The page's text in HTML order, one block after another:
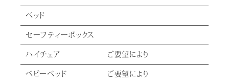
ベッド
セーフティーボックス
ハイチェア ご要望により
ベビーベッド ご要望により